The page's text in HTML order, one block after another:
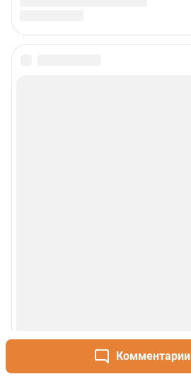
Комментарии